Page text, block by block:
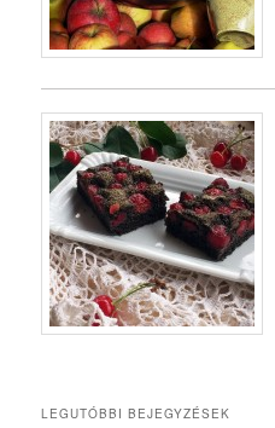
LEGUTÓBBI BEJEGYZÉSEK